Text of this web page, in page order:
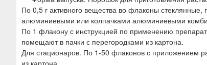
По 0,5 г активного вещества во флаконы
алюминиевыми или колпачками алюминиевыми
По 1 флакону с инструкцией по применению
помещают в пачки с перегородками из картона.
Для стационаров. По 1-50 флаконов с приложением